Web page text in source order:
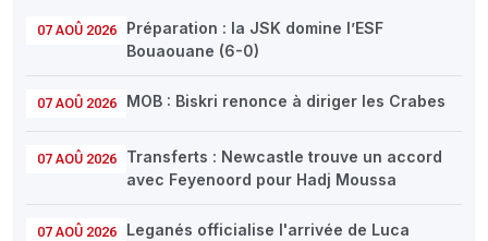
07 AOÛ 2026
Préparation : la JSK domine l’ESF
Bouaouane (6-0)
07 AOÛ 2026 MOB : Biskri renonce à diriger les Crabes
07 AOÛ 2026
Transferts : Newcastle trouve un accord
avec Feyenoord pour Hadj Moussa
07 AOÛ 2026
Leganés officialise l'arrivée de Luca